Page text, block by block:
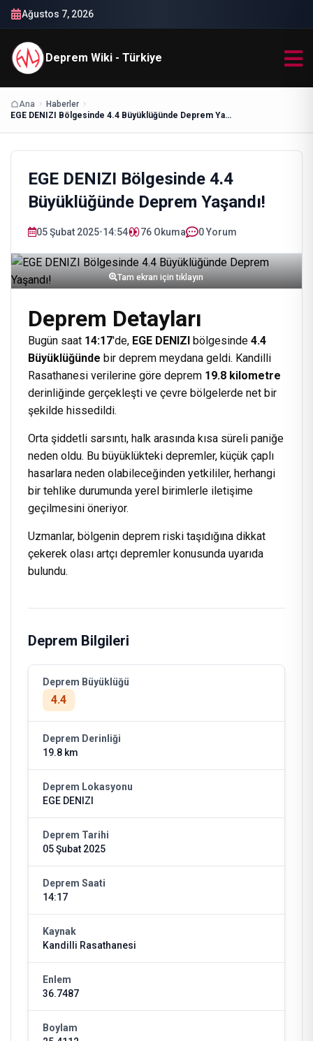
Ağustos 7, 2026
Deprem Wiki - Türkiye
Ana
Haberler
EGE DENIZI Bölgesinde 4.4 Büyüklüğünde Deprem Yaşandı!
EGE DENIZI Bölgesinde 4.4
Büyüklüğünde Deprem Yaşandı!
05 Şubat 2025•14:54 76 Okuma 0 Yorum
Tam ekran için tıklayın
Deprem Detayları
Bugün saat 14:17'de, EGE DENIZI bölgesinde 4.4
Büyüklüğünde bir deprem meydana geldi. Kandilli
Rasathanesi verilerine göre deprem 19.8 kilometre
derinliğinde gerçekleşti ve çevre bölgelerde net bir
şekilde hissedildi.
Orta şiddetli sarsıntı, halk arasında kısa süreli paniğe
neden oldu. Bu büyüklükteki depremler, küçük çaplı
hasarlara neden olabileceğinden yetkililer, herhangi
bir tehlike durumunda yerel birimlerle iletişime
geçilmesini öneriyor.
Uzmanlar, bölgenin deprem riski taşıdığına dikkat
çekerek olası artçı depremler konusunda uyarıda
bulundu.
Deprem Bilgileri
Deprem Büyüklüğü
4.4
Deprem Derinliği
19.8 km
Deprem Lokasyonu
EGE DENIZI
Deprem Tarihi
05 Şubat 2025
Deprem Saati
14:17
Kaynak
Kandilli Rasathanesi
Enlem
36.7487
Boylam